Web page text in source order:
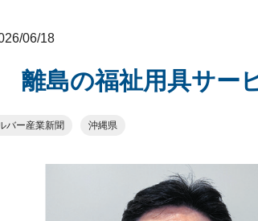
06/18
島の福祉用具サー
バー産業新聞 沖縄県